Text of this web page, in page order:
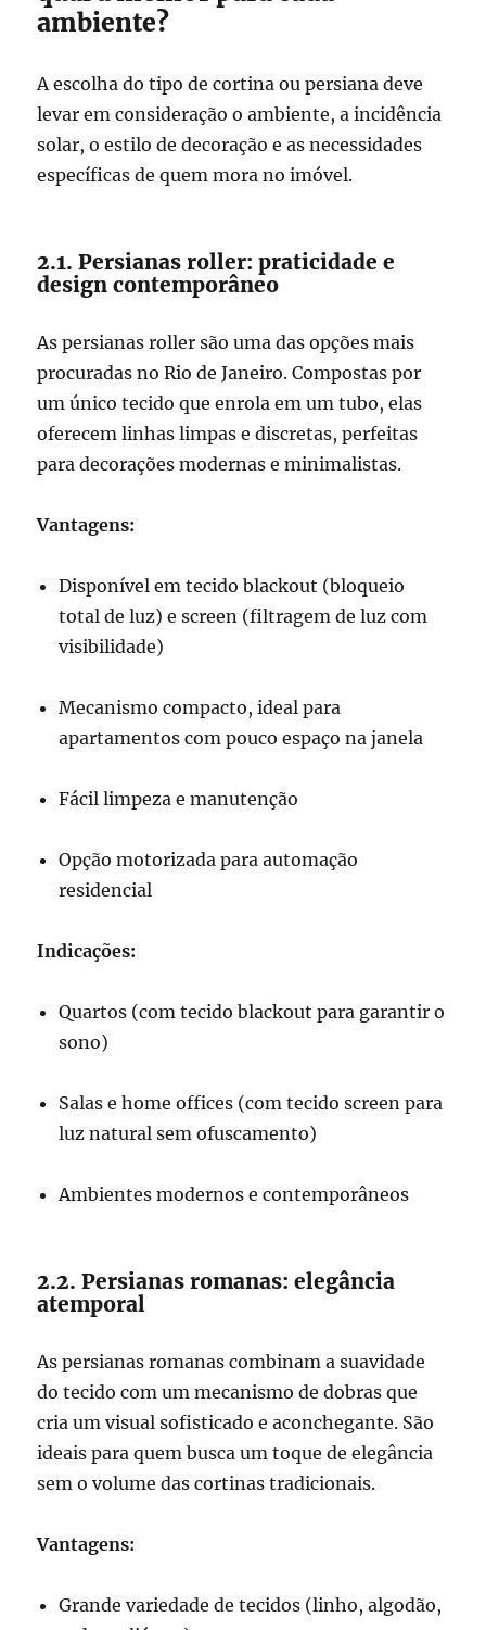
ambiente?
A escolha do tipo de cortina ou persiana deve
levar em consideração o ambiente, a incidência
solar, o estilo de decoração e as necessidades
específicas de quem mora no imóvel.
2.1. Persianas roller: praticidade e
design contemporâneo
As persianas roller são uma das opções mais
procuradas no Rio de Janeiro. Compostas por
um único tecido que enrola em um tubo, elas
oferecem linhas limpas e discretas, perfeitas
para decorações modernas e minimalistas.
Vantagens:
Disponível em tecido blackout (bloqueio
total de luz) e screen (filtragem de luz com
visibilidade)
Mecanismo compacto, ideal para
apartamentos com pouco espaço na janela
Fácil limpeza e manutenção
Opção motorizada para automação
residencial
Indicações:
Quartos (com tecido blackout para garantir o
sono)
Salas e home offices (com tecido screen para
luz natural sem ofuscamento)
Ambientes modernos e contemporâneos
2.2. Persianas romanas: elegância
atemporal
As persianas romanas combinam a suavidade
do tecido com um mecanismo de dobras que
cria um visual sofisticado e aconchegante. São
ideais para quem busca um toque de elegância
sem o volume das cortinas tradicionais.
Vantagens:
Grande variedade de tecidos (linho, algodão,